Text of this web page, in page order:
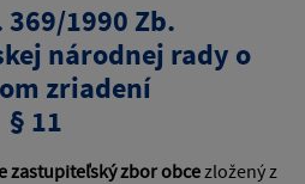
369/1990 Zb.
národnej rady o
zriadení
§ 11
zastupiteľský zbor obce zložený z